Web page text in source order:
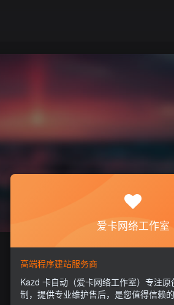
爱卡网络工作室
高端程序建站服务商
Kazd 卡自动（爱卡网络工作室）专注原
制，提供专业维护售后，是您值得信赖的